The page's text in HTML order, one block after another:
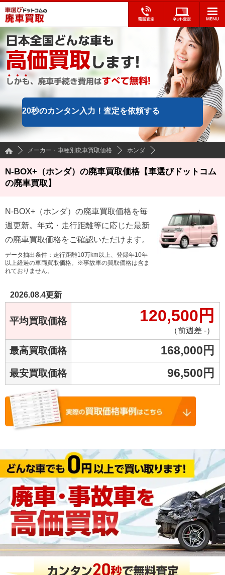
20秒のカンタン入力！ 査定を依頼する
メーカー・車種別廃車買取価格 ホンダ
N-BOX+（ホンダ）の廃車買取価格【車選びドットコム
の廃車買取】
N-BOX+ （ホンダ）の廃車買取価格を毎
週更新。年式・走行距離等に応じた最新
の廃車買取価格をご確認いただけます。
データ抽出条件：走行距離10万km以上、登録年10年
以上経過の車両買取価格。※事故車の買取価格は含ま
れておりません。
2026.08.4更新
平均買取価格 120,500 円
（前週差 -）
最高買取価格 168,000 円
最安買取価格 96,500 円